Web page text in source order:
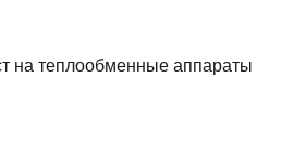
на теплообменные аппараты